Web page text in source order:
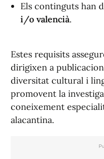
Els continguts han
i/o valencià.
Estes requisits
dirigixen a
diversitat cultural i
promovent la
coneixement
alacantina.